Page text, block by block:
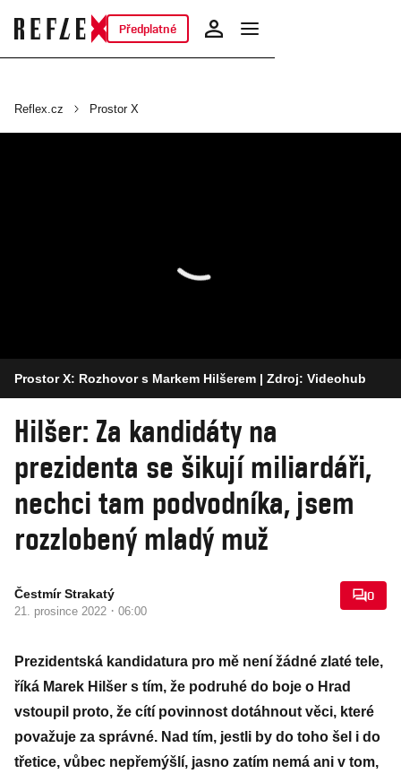
Předplatné
Reflex.cz Prostor X
Prostor X: Rozhovor s Markem Hilšerem | Zdroj: Videohub
Hilšer: Za kandidáty na
prezidenta se šikují miliardáři,
nechci tam podvodníka, jsem
rozzlobený mladý muž
Čestmír Strakatý
21. prosince 2022 · 06:00
0
Prezidentská kandidatura pro mě není žádné zlaté tele,
říká Marek Hilšer s tím, že podruhé do boje o Hrad
vstoupil proto, že cítí povinnost dotáhnout věci, které
považuje za správné. Nad tím, jestli by do toho šel i do
třetice, vůbec nepřemýšlí, jasno zatím nemá ani v tom,